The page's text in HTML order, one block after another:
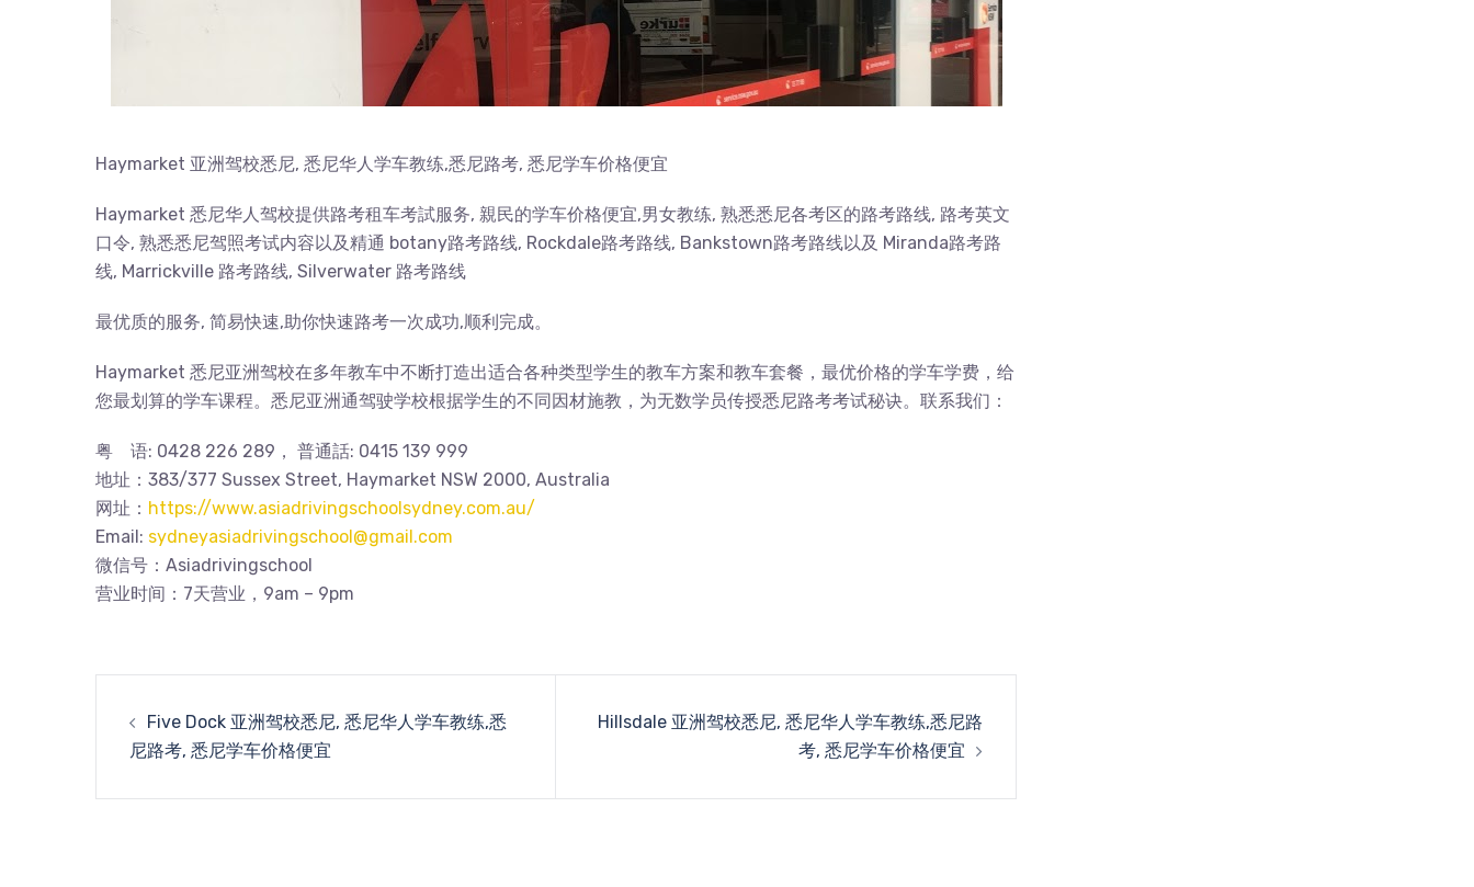
Haymarket 亚洲驾校悉尼, 悉尼华人学车教练,悉尼路考, 悉尼学车价格便宜
Haymarket 悉尼华人驾校提供路考租车考試服务, 親民的学车价格便宜,男女教练, 熟悉悉尼各考区的路考路线, 路考英文
口令, 熟悉悉尼驾照考试内容以及精通 botany路考路线, Rockdale路考路线, Bankstown路考路线以及 Miranda路考路
线, Marrickville 路考路线, Silverwater 路考路线
最优质的服务, 简易快速,助你快速路考一次成功,顺利完成。
Haymarket 悉尼亚洲驾校在多年教车中不断打造出适合各种类型学生的教车方案和教车套餐，最优价格的学车学费，给
您最划算的学车课程。悉尼亚洲通驾驶学校根据学生的不同因材施教，为无数学员传授悉尼路考考试秘诀。联系我们：
粤 语: 0428 226 289， 普通話: 0415 139 999
地址：383/377 Sussex Street, Haymarket NSW 2000, Australia
网址： https://www.asiadrivingschoolsydney.com.au/
Email: sydneyasiadrivingschool@gmail.com
微信号：Asiadrivingschool
营业时间：7天营业，9am – 9pm
Post
navigation
Five Dock 亚洲驾校悉尼, 悉尼华人学车教练,悉
尼路考, 悉尼学车价格便宜
Hillsdale 亚洲驾校悉尼, 悉尼华人学车教练,悉尼路
考, 悉尼学车价格便宜